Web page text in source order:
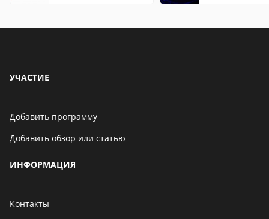
УЧАСТИЕ
Добавить программу
Добавить обзор или статью
ИНФОРМАЦИЯ
Контакты